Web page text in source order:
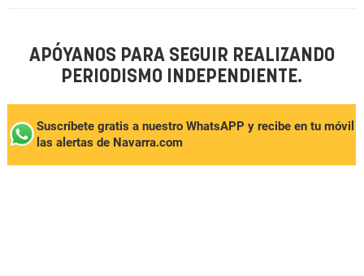
APÓYANOS PARA SEGUIR REALIZANDO
PERIODISMO INDEPENDIENTE.
Suscríbete gratis a nuestro WhatsAPP y recibe en tu móvil
las alertas de Navarra.com